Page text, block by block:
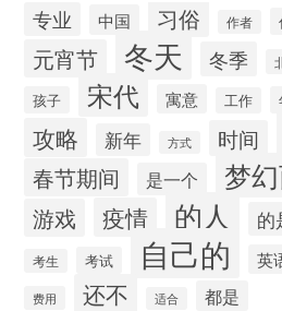
专业 中国 习俗 作者
元宵节 冬天 冬季
孩子 宋代 寓意 工作
攻略 新年 方式 时间
春节期间 是一个 梦
游戏 疫情 的人 的
考生 考试 自己的 英
费用 还不 适合 都是